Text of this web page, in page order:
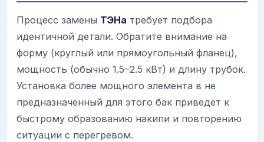
Процесс замены ТЭНа требует подбора
идентичной детали. Обратите внимание на
форму (круглый или прямоугольный фланец),
мощность (обычно 1.5–2.5 кВт) и длину трубок.
Установка более мощного элемента в не
предназначенный для этого бак приведет к
быстрому образованию накипи и повторению
ситуации с перегревом.